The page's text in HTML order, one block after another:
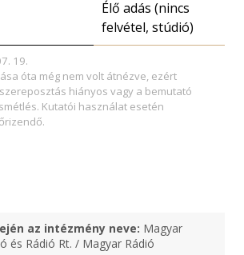
Élő adás (nincs
felvétel, stúdió)
19.
óta még nem volt átnézve, ezért
hiányos vagy a bemutató
Kutatói használat esetén
az intézmény neve: Magyar
és Rádió Rt. / Magyar Rádió